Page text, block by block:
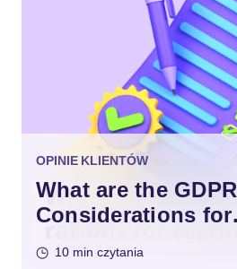
OPINIE KLIENTÓW
What are the GDPR
Considerations for
10 min czytania